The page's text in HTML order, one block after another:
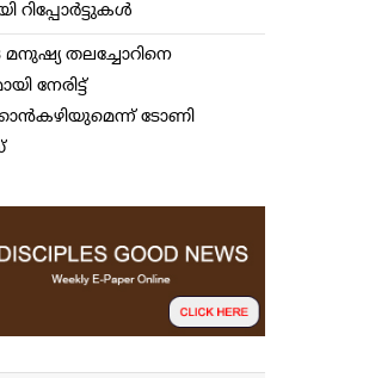
റിപ്പോര്‍ട്ടുകള്‍
മനുഷ്യ തലച്ചോറിനെ
നേരിട്ട്
ടോണി